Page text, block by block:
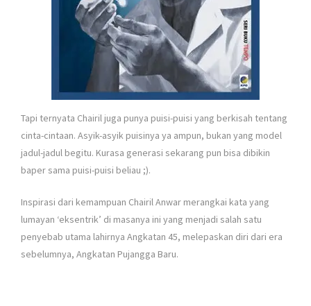
Tapi ternyata Chairil juga punya puisi-puisi yang berkisah tentang
cinta-cintaan. Asyik-asyik puisinya ya ampun, bukan yang model
jadul-jadul begitu. Kurasa generasi sekarang pun bisa dibikin
baper sama puisi-puisi beliau ;).
Inspirasi dari kemampuan Chairil Anwar merangkai kata yang
lumayan ‘eksentrik’ di masanya ini yang menjadi salah satu
penyebab utama lahirnya Angkatan 45, melepaskan diri dari era
sebelumnya, Angkatan Pujangga Baru.